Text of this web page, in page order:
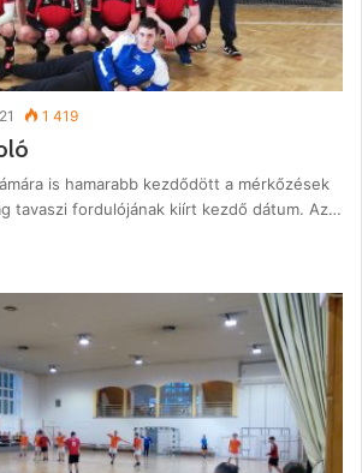
1 419
is hamarabb kezdődött a mérkőzések
tavaszi fordulójának kiírt kezdő dátum. Az…